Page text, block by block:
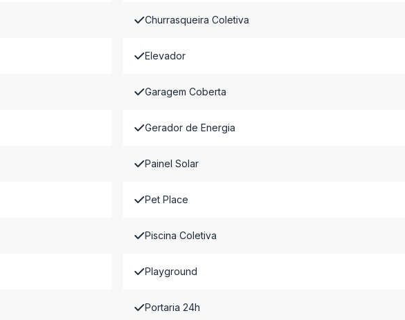
Churrasqueira Coletiva
Elevador
Garagem Coberta
Gerador de Energia
Painel Solar
Pet Place
Piscina Coletiva
Playground
Portaria 24h